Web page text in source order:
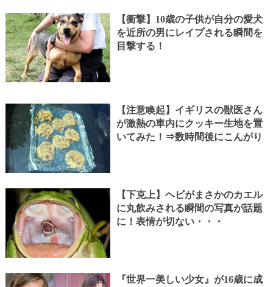
【衝撃】10歳の子供が自分の愛犬
を近所の男にレイプされる瞬間を
目撃する！
【注意喚起】イギリスの獣医さん
が激熱の車内にクッキー生地を置
いてみた！⇒数時間後にこんがり
【下克上】ヘビがまさかのカエル
に丸飲みされる瞬間の写真が話題
に！表情が切ない・・・
『世界一美しい少女』が16歳に成